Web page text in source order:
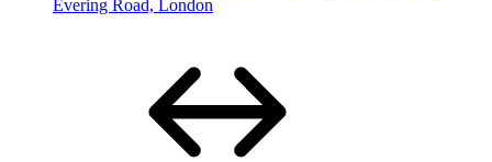
Evering Road, London